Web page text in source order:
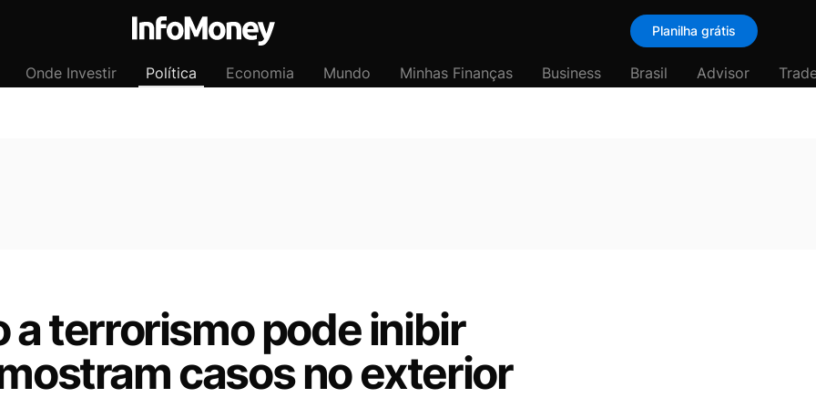
Planilha grátis
Onde Investir Política Economia Mundo Minhas Finanças Business Brasil Advisor
a terrorismo pode inibir
casos no exterior